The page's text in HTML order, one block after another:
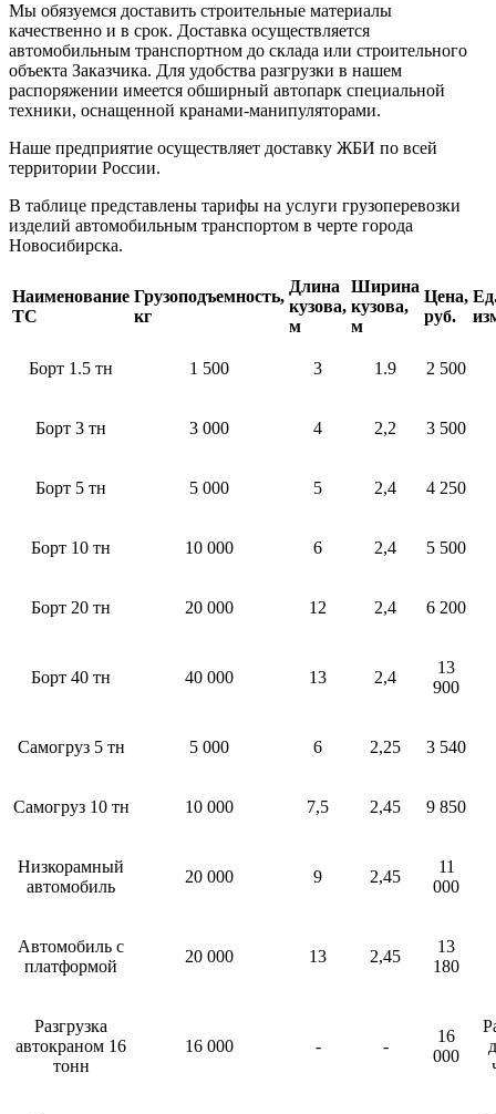
Мы обязуемся доставить строительные материалы
качественно и в срок. Доставка осуществляется
автомобильным транспортном до склада или строительного
объекта Заказчика. Для удобства разгрузки в нашем
распоряжении имеется обширный автопарк специальной
техники, оснащенной кранами-манипуляторами.
Наше предприятие осуществляет доставку ЖБИ по всей
территории России.
В таблице представлены тарифы на услуги грузоперевозки
изделий автомобильным транспортом в черте города
Новосибирска.
Наименование
ТС
Грузоподъемность,
кг
Длина
кузова,
м
Ширина
кузова,
м
Цена,
руб.
Борт 1.5 тн 1 500 3 1.9 2 500
Борт 3 тн 3 000 4 2,2 3 500
Борт 5 тн 5 000 5 2,4 4 250
Борт 10 тн 10 000 6 2,4 5 500
Борт 20 тн 20 000 12 2,4 6 200
Борт 40 тн 40 000 13 2,4
13
900
Самогруз 5 тн 5 000 6 2,25 3 540
Самогруз 10 тн 10 000 7,5 2,45 9 850
Низкорамный
автомобиль
20 000 9 2,45
11
000
Автомобиль с
платформой
20 000 13 2,45
13
180
Разгрузка
автокраном 16
тонн
16 000 - -
16
000